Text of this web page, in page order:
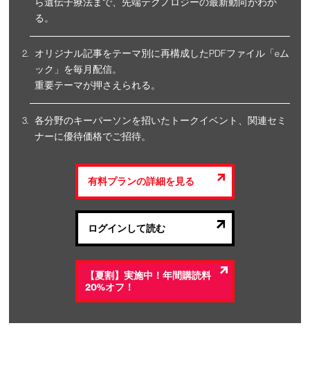
ら遺伝子療法まで、先端テクノロジーの最新動向がわか
る。
オリジナル記事をテーマ別に再構成したPDFファイル「eム
ック」を毎月配信。
重要テーマが押さえられる。
各分野のキーパーソンを招いたトークイベント、関連セミ
ナーに優待価格でご招待。
有料プランの詳細を見る
ログインして読む
【夏割】実施中！年間購読料
20%オフ！